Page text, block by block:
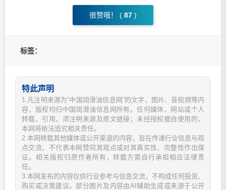
很赞哦！ ( 87 )
标签：
特此声明
1.凡注明来源为“中国润滑油信息网”的文字、图片、音视频等内
容，版权均归中国润滑油信息网所有。任何媒体、网站或个人
转载、引用，须注明来源及原文链接；未经授权擅自使用的，
本网将依法追究相关责任。
2.本网转载其他媒体或公开渠道的内容，旨在传递行业信息与观
点交流，不代表本网赞同其观点或对其真实性、完整性作出保
证。相关版权归原作者所有，转载方需自行承担相应法律责
任。
3.本网发布的内容仅供行业参考与信息交流，不构成任何投资、
购买或决策建议。部分图片及内容由AI辅助生成或来源于公开